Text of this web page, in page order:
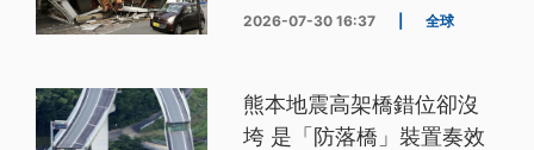
2026-07-30 16:37 全球
熊本地震高架橋錯位卻沒
垮 是「防落橋」裝置奏效